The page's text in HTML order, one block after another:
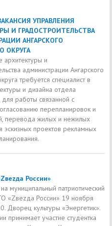
УПРАВЛЕНИЯ
И ГРАДОСТРОИТЕЛЬСТВА
АНГАРСКОГО
ОКРУГА
архитектуры и
администрации Ангарского
требуется специалист в
и дизайна отдела
работы связанной с
перепланировок и
перевода жилых и нежилых
эскизных проектов рекламных
России»
муниципальный патриотический
«Zвеzда России» 19 ноября
Дворец культуры «Энергетик».
принимает участие студентка